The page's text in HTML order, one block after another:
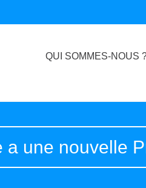
QUI SOMMES-NOUS
a une nouvelle